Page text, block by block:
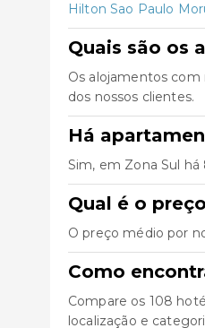
Hilton Sao Paulo
Quais são os
Os alojamentos com
dos nossos clientes.
Há
Sim, em Zona Sul
Qual é o
O preço médio por
Como
Compare os 108
localização e